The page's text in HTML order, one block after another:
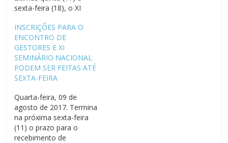
sexta-feira (18), o XI
Agentes de Segurança
do Poder Judiciário
Federal. Os debates, que
aconteceram na sede
estadual do Sindiquinze,
em Campinas, reuniram
participantes para um
debate sobre a carreira…
INSCRIÇÕES PARA O
ENCONTRO DE
GESTORES E XI
SEMINÁRIO NACIONAL
PODEM SER FEITAS ATÉ
SEXTA-FEIRA
Quarta-feira, 09 de
agosto de 2017. Termina
na próxima sexta-feira
(11) o prazo para o
recebimento de